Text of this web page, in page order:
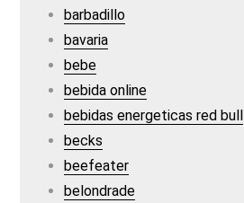
barbadillo
bavaria
bebe
bebida online
bebidas energeticas red bull
becks
beefeater
belondrade